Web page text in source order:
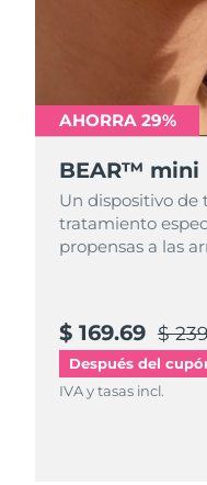
AHORRA 29%
BEAR™ mini
Un dispositivo de
tratamiento
propensas a las
$ 169.69 $
Después del
IVA y tasas incl.
Emiratos Árabes
Unidos
Reino Unido
Estados Unidos
Vietnam